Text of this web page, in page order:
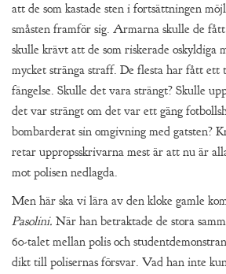
att de som kastade sten i fortsättningen
småsten framför sig. Armarna skulle de
skulle krävt att de som riskerade oskyldiga
mycket stränga straff. De flesta har fått
fängelse. Skulle det vara strängt? Skulle
det var strängt om det var ett gäng
bombarderat sin omgivning med gatsten?
retar uppropsskrivarna mest är att nu är
mot polisen nedlagda.
Men här ska vi lära av den kloke gamle
Pasolini. När han betraktade de stora
60-talet mellan polis och
dikt till polisernas försvar. Vad han inte